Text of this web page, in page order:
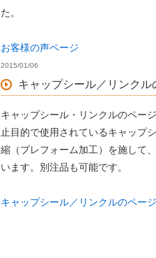
た。
お客様の声ページ
2015/01/06
キャップシール／リンク
キャップシール・リンクルのペー
止目的で使用されているキャップ
縮（プレフォーム加工）を施して
います。別注品も可能です。
キャップシール／リンクルのページ